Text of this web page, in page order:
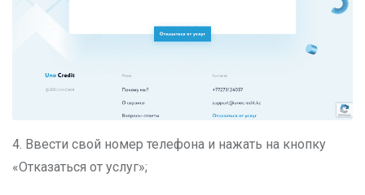
4. Ввести свой номер телефона и нажать на кнопку
«Отказаться от услуг»;